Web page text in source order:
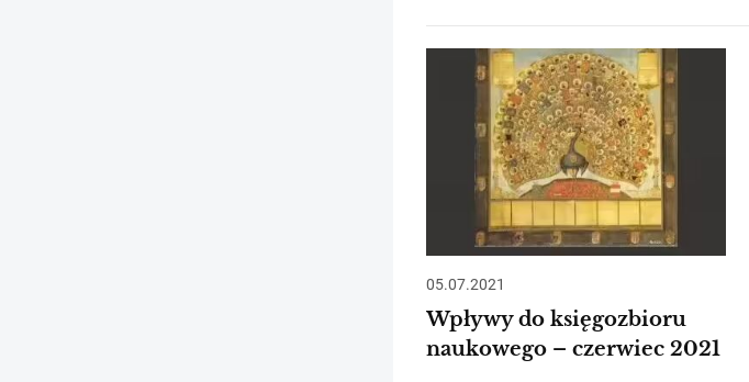
05.07.2021
Wpływy do księgozbioru
naukowego – czerwiec 2021